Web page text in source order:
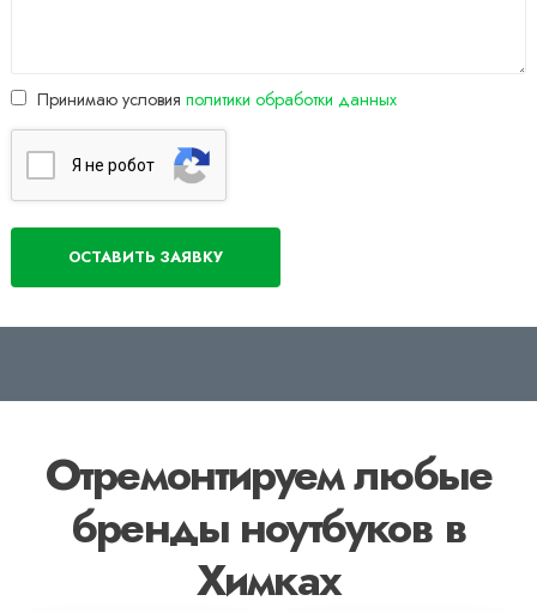
Принимаю условия политики обработки данных
Я нe poбoт
Отремонтируем любые
бренды ноутбуков в
Химках